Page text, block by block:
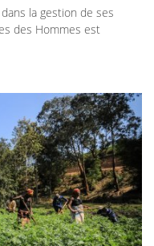
la gestion de ses
des Hommes est